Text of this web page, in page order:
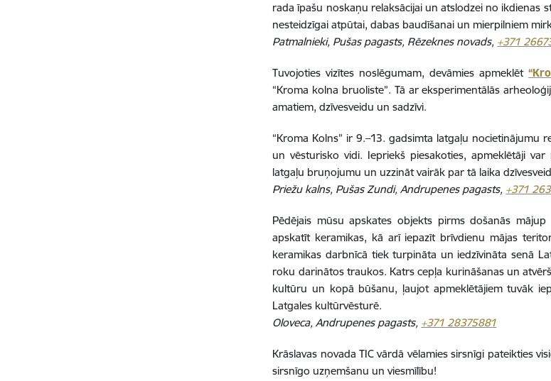
rada īpašu noskaņu relaksācijai un atslodzei no ikdienas
nesteidzīgai atpūtai, dabas baudīšanai un mierpilniem
Patmalnieki, Pušas pagasts, Rēzeknes novads, +371
Tuvojoties vizītes noslēgumam, devāmies apmeklēt
“Kroma kolna bruoliste”. Tā ar eksperimentālās
amatiem, dzīvesveidu un sadzīvi.
“Kroma Kolns” ir 9.–13. gadsimta latgaļu
un vēsturisko vidi. Iepriekš piesakoties, apmeklētāji
latgaļu bruņojumu un uzzināt vairāk par tā laika
Priežu kalns, Pušas Zundi, Andrupenes pagasts, +371
Pēdējais mūsu apskates objekts pirms došanās mājup
apskatīt keramikas, kā arī iepazīt brīvdienu mājas
keramikas darbnīcā tiek turpināta un iedzīvināta senā
roku darinātos traukos. Katrs cepļa kurināšanas un
kultūru un kopā būšanu, ļaujot apmeklētājiem tuvāk
Latgales kultūrvēsturē.
Oloveca, Andrupenes pagasts, +371 28375881
Krāslavas novada TIC vārdā vēlamies sirsnīgi pateikties
sirsnīgo uzņemšanu un viesmīlību!